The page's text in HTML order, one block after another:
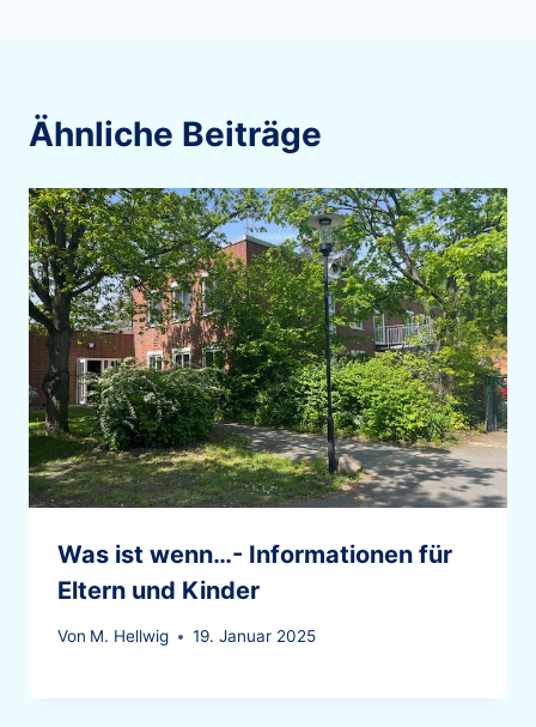
Ähnliche Beiträge
Was ist wenn…- Informationen für
Eltern und Kinder
Von M. Hellwig 19. Januar 2025